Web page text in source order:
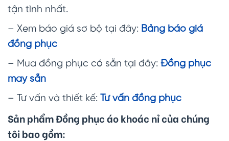
tận tình nhất.
– Xem báo giá sơ bộ tại đây: Bảng báo giá
đồng phục
– Mua đồng phục có sẵn tại đây: Đồng phục
may sẵn
– Tư vấn và thiết kế: Tư vấn đồng phục
Sản phẩm Đồng phục áo khoác nỉ của chúng
tôi bao gồm: